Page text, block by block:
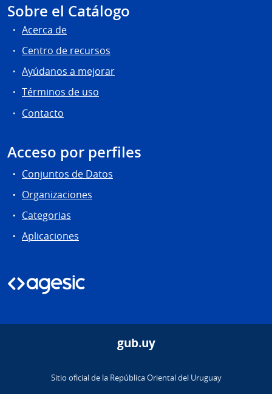
Sobre el Catálogo
Acerca de
Centro de recursos
Ayúdanos a mejorar
Términos de uso
Contacto
Acceso por perfiles
Conjuntos de Datos
Organizaciones
Categorias
Aplicaciones
gub.uy
Sitio oficial de la República Oriental del Uruguay